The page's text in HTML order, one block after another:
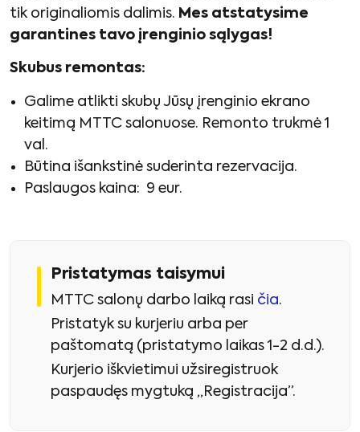
tik originaliomis dalimis. Mes atstatysime
garantines tavo įrenginio sąlygas!
Skubus remontas:
Galime atlikti skubų Jūsų įrenginio ekrano
keitimą MTTC salonuose. Remonto trukmė 1
val.
Būtina išankstinė suderinta rezervacija.
Paslaugos kaina: 9 eur.
Pristatymas taisymui
MTTC salonų darbo laiką rasi čia.
Pristatyk su kurjeriu arba per
paštomatą (pristatymo laikas 1-2 d.d.).
Kurjerio iškvietimui užsiregistruok
paspaudęs mygtuką „Registracija”.